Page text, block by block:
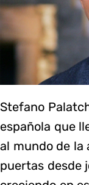
Stefano
española que
al mundo de la
puertas desde